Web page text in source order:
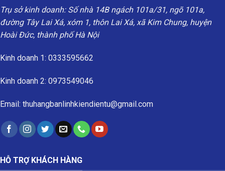
Trụ sở kinh doanh: Số nhà 14B ngách 101a/31, ngõ 101a,
đường Tây Lai Xá, xóm 1, thôn Lai Xá, xã Kim Chung, huyện
Hoài Đức, thành phố Hà Nội
Kinh doanh 1: 0333595662
Kinh doanh 2: 0973549046
Email: thuhangbanlinhkiendientu@gmail.com
HỖ TRỢ KHÁCH HÀNG